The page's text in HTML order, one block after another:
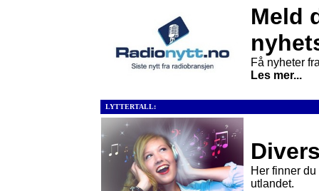
Meld
Få nyheter
Les mer...
LYTTERTALL:
Her finner
utlandet.